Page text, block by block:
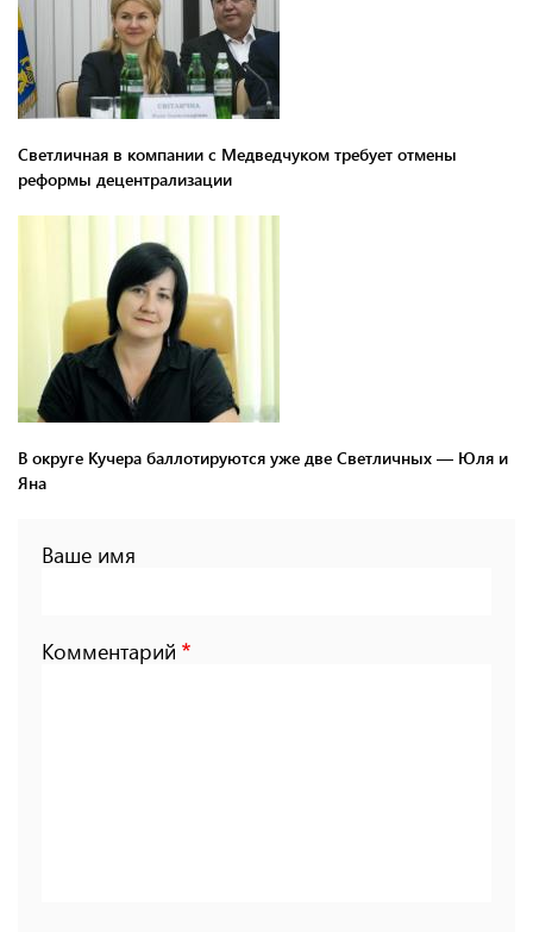
Светличная в компании с Медведчуком требует отмены
реформы децентрализации
В округе Кучера баллотируются уже две Светличных — Юля и
Яна
Ваше имя
Комментарий